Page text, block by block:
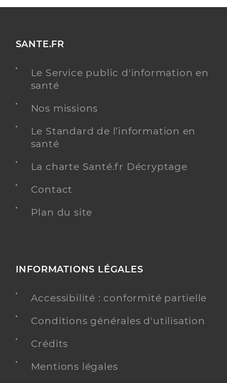
SANTE.FR
Le Service public d'information en
santé
Nos missions
Le Standard de l’information en
santé
La charte Santé.fr Décryptage
Contact
Plan du site
INFORMATIONS LÉGALES
Accessibilité : conformité partielle
Conditions générales d'utilisation
Crédits
Mentions légales